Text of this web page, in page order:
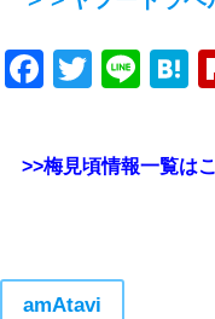
>>梅見頃情報一覧は
amAtavi